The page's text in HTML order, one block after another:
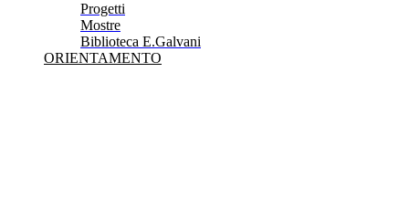
Progetti
Mostre
Biblioteca E.Galvani
ORIENTAMENTO